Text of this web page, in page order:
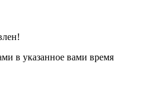
в указанное вами время